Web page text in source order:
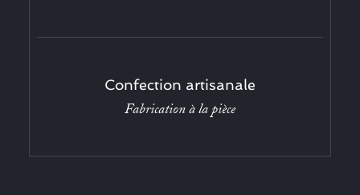
Confection artisanale
Fabrication à la pièce